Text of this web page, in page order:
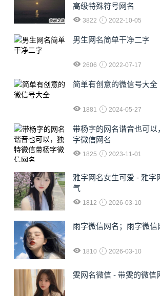
高级特殊符号网名
3822 2022-10-05
男生网名简单干净二字
2606 2022-07-17
简单有创意的微信号大全
1881 2024-05-27
带杨字的网名谐音也可
字微信网名
1825 2023-11-01
雅字网名女生可爱 - 雅字
气
1812 2026-03-10
雨字微信网名；雨字微信
1810 2026-03-10
雯网名微信 - 带雯的微信